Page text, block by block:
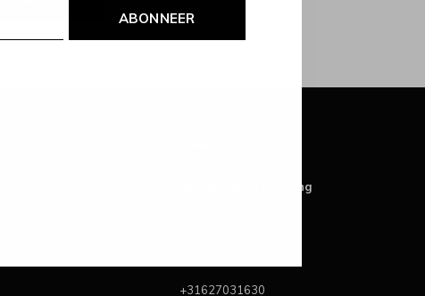
ABONNEER
Best Brands For Living
+31627031630